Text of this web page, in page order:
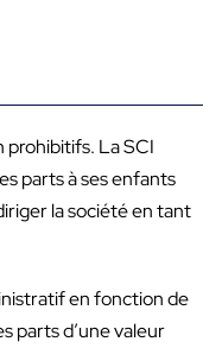
prohibitifs. La SCI
parts à ses enfants
la société en tant
en fonction de
parts d’une valeur